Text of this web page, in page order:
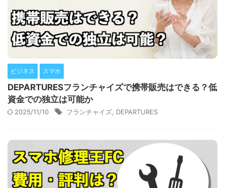
ビジネス スマホ
DEPARTURESフランチャイズで携帯販売はできる？低
資金での独立は可能か
2025/11/10 フランチャイズ DEPARTURES